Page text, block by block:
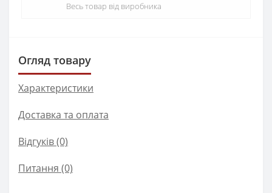
Весь товар від виробника
Огляд товару
Характеристики
Доставка та оплата
Відгуків (0)
Питання (0)